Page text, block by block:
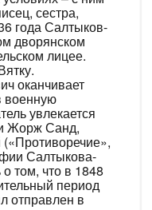
сестра,
года Салтыков-
дворянском
лицее.
оканчивает
военную
увлекается
Жорж Санд,
(«Противоречие»,
Салтыкова-
том, что в 1848
период
отправлен в